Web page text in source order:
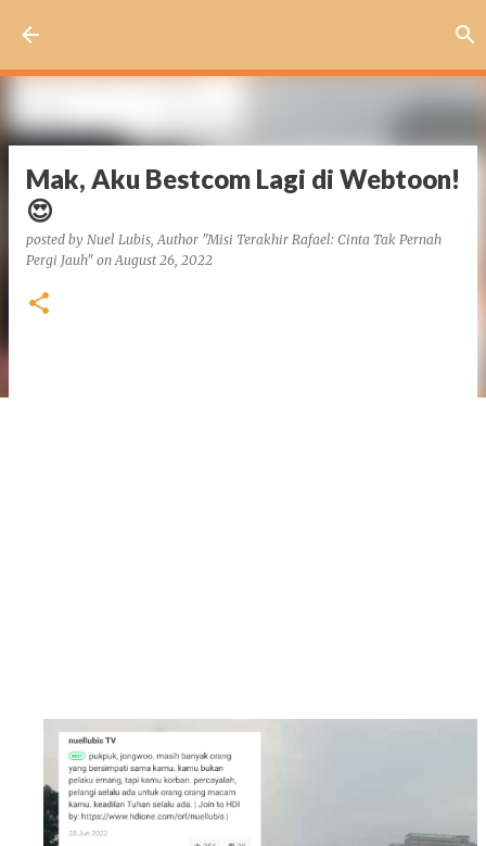
Mak, Aku Bestcom Lagi di Webtoon!
😍
posted by Nuel Lubis, Author "Misi Terakhir Rafael: Cinta Tak Pernah
Pergi Jauh" onAugust 26, 2022